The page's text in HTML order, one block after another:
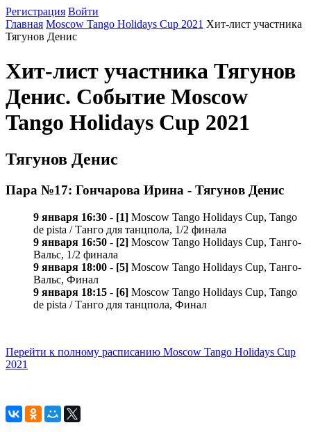
Регистрация Войти
Главная Moscow Tango Holidays Cup 2021 Хит-лист участника
Тягунов Денис
Хит-лист участника Тягунов
Денис. Событие Moscow
Tango Holidays Cup 2021
Тягунов Денис
Пара №17: Гончарова Ирина - Тягунов Денис
9 января 16:30 - [1] Moscow Tango Holidays Cup, Tango
de pista / Танго для танцпола, 1/2 финала
9 января 16:50 - [2] Moscow Tango Holidays Cup, Танго-
Вальс, 1/2 финала
9 января 18:00 - [5] Moscow Tango Holidays Cup, Танго-
Вальс, Финал
9 января 18:15 - [6] Moscow Tango Holidays Cup, Tango
de pista / Танго для танцпола, Финал
Перейти к полному расписанию Moscow Tango Holidays Cup
2021